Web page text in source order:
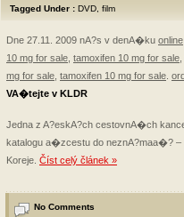
Tagged Under : DVD film
Dne 27.11. 2009 nA?s v denA�ku online
10 mg for sale tamoxifen 10 mg for sale
mg for sale tamoxifen 10 mg for sale
VA�tejte v KLDR
Jedna z A?eskA?ch cestovnA�ch
katalogu a�zcestu do neznA?maa�?
Koreje. Číst celý článek »
No Comments